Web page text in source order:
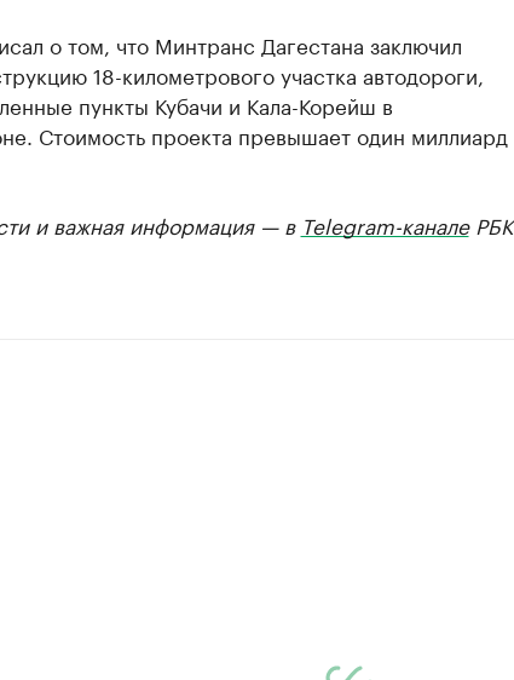
о том, что Минтранс Дагестана заключил
18-километрового участка автодороги,
пункты Кубачи и Кала-Корейш в
Стоимость проекта превышает один миллиард
и важная информация — в Telegram-каналеРБК